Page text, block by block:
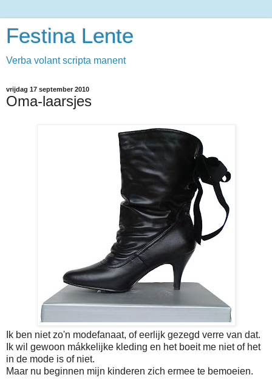
Festina Lente
Verba volant scripta manent
vrijdag 17 september 2010
Oma-laarsjes
Ik ben niet zo'n modefanaat, of eerlijk gezegd verre van dat.
Ik wil gewoon mákkelijke kleding en het boeit me niet of het
in de mode is of niet.
Maar nu beginnen mijn kinderen zich ermee te bemoeien.